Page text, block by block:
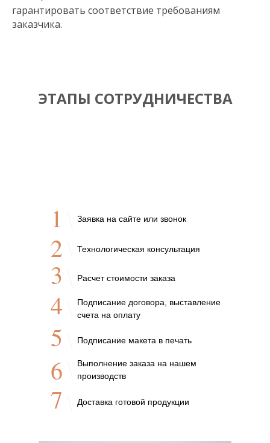
гарантировать соответствие требованиям
заказчика.
ЭТАПЫ СОТРУДНИЧЕСТВА
Заявка на сайте или звонок
Технологическая консультация
Расчет стоимости заказа
Подписание договора, выставление
счета на оплату
Подписание макета в печать
Выполнение заказа на нашем
производств
Доставка готовой продукции
1
2
3
4
5
6
7